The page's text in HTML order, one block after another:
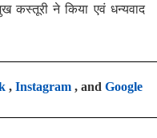
कस्तूरी ने किया एवं धन्यवाद
, Instagram, and Google